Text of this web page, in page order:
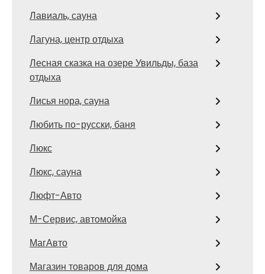
Лавиаль, сауна
Лагуна, центр отдыха
Лесная сказка на озере Увильды, база
отдыха
Лисья нора, сауна
Любить по-русски, баня
Люкс
Люкс, сауна
Люфт-Авто
М-Сервис, автомойка
МагАвто
Магазин товаров для дома